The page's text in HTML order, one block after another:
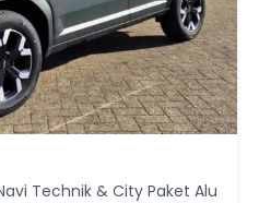
Technik & City Paket Alu